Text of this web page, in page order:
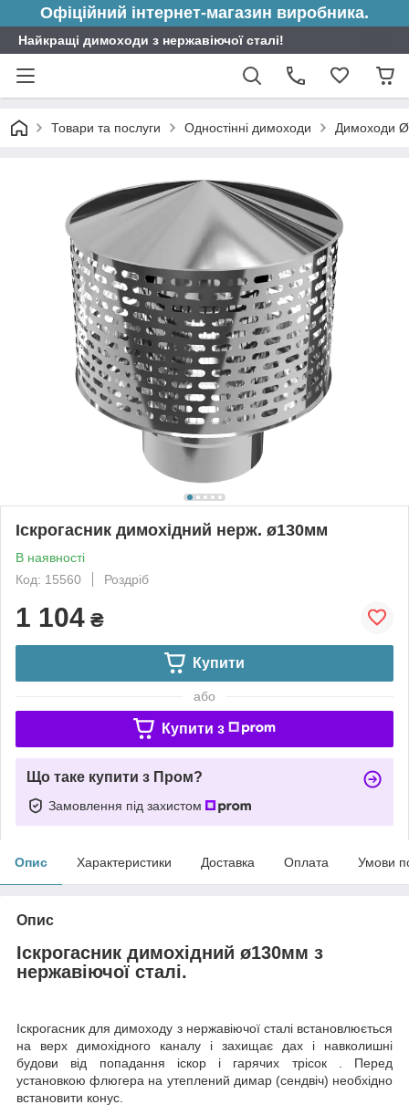
Офіційний інтернет-магазин виробника.
Найкращі димоходи з нержавіючої сталі!
Товари та послуги Одностінні димоходи Димоходи
Іскрогасник димохідний нерж. ø130мм
В наявності
Код: 15560
Роздріб
1 104 ₴
Купити
або
Купити з
Що таке купити з Пром?
Замовлення під захистом
Опис Характеристики Доставка Оплата Умови
Опис
Іскрогасник димохідний ø130мм з
нержавіючої сталі.
Іскрогасник для димоходу з нержавіючої сталі встановлюється
на верх димохідного каналу і захищає дах і навколишні
будови від попадання іскор і гарячих трісок . Перед
установкою флюгера на утеплений димар (сендвіч) необхідно
встановити конус.